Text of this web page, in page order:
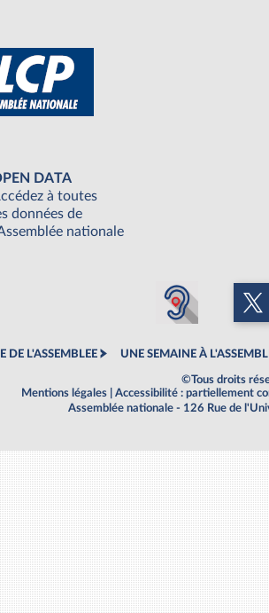
DATA
à toutes
données de
nationale
DE L'ASSEMBLEE UNE SEMAINE À
©Tous droits
Mentions légales
Accessibilité : partiellement
Assemblée nationale - 126 Rue de